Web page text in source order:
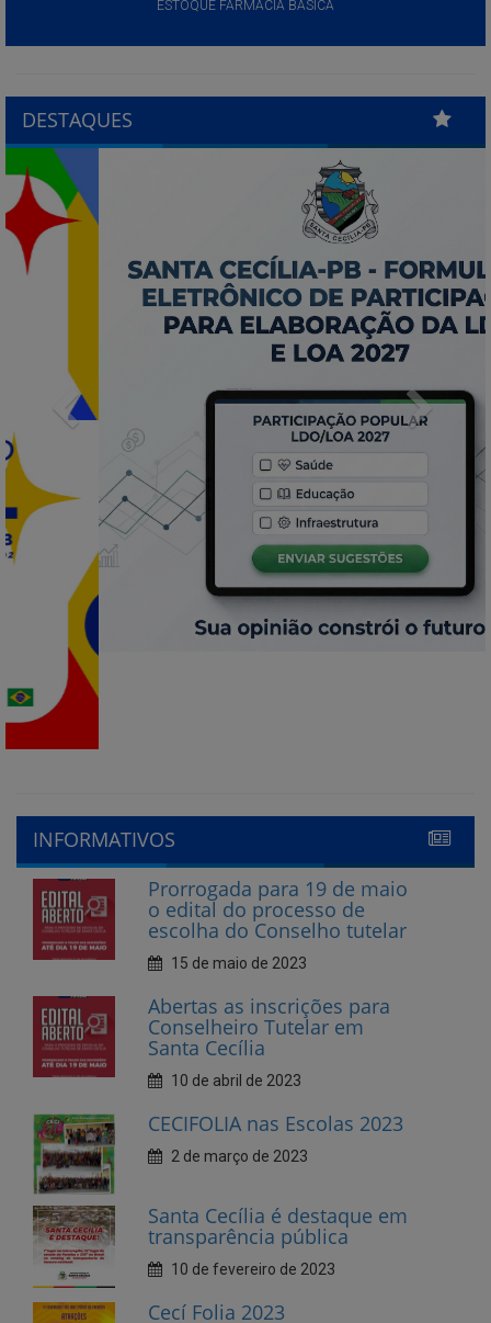
ESTOQUE FARMÁCIA BÁSICA
DESTAQUES
o edital do processo de
escolha do Conselho tutelar
15 de maio de 2023
Abertas as inscrições para
Conselheiro Tutelar em
Santa Cecília
CECIFOLIA nas Escolas 2023
2 de março de 2023
Santa Cecília é destaque em
transparência pública
Cecí Folia 2023
7 de fevereiro de 2023
Andamento da creche